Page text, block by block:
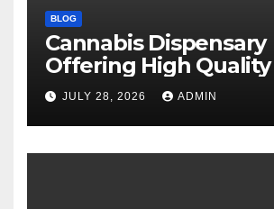
BLOG
Cannabis Dispensary
Offering High
Selections
JULY 28, 2026 ADMIN